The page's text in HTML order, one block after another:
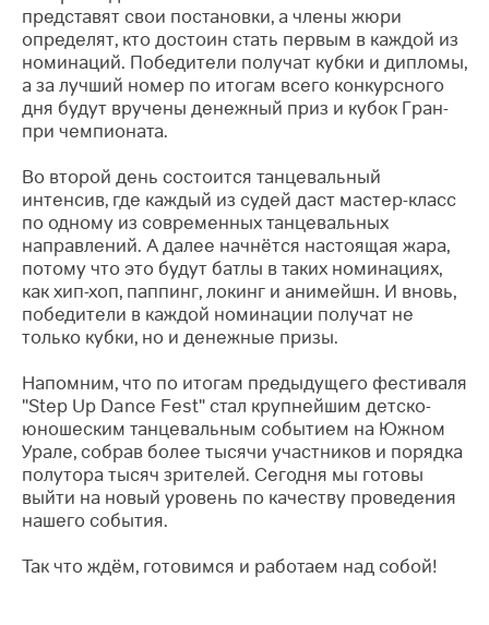
представят свои постановки, а члены жюри
определят, кто достоин стать первым в каждой из
номинаций. Победители получат кубки и дипломы,
а за лучший номер по итогам всего конкурсного
дня будут вручены денежный приз и кубок Гран-
при чемпионата.
Во второй день состоится танцевальный
интенсив, где каждый из судей даст мастер-класс
по одному из современных танцевальных
направлений. А далее начнётся настоящая жара,
потому что это будут батлы в таких номинациях,
как хип-хоп, паппинг, локинг и анимейшн. И вновь,
победители в каждой номинации получат не
только кубки, но и денежные призы.
Напомним, что по итогам предыдущего фестиваля
"Step Up Dance Fest" стал крупнейшим детско-
юношеским танцевальным событием на Южном
Урале, собрав более тысячи участников и порядка
полутора тысяч зрителей. Сегодня мы готовы
выйти на новый уровень по качеству проведения
нашего события.
Так что ждём, готовимся и работаем над собой!